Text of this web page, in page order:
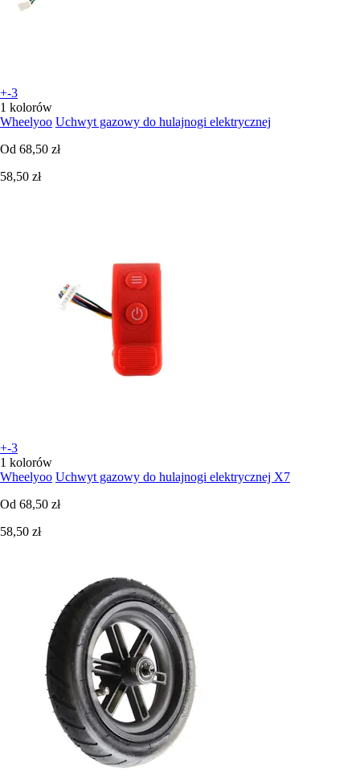
+-3
1 kolorów
Wheelyoo Uchwyt gazowy do hulajnogi elektrycznej
Od 68,50 zł
58,50 zł
+-3
1 kolorów
Wheelyoo Uchwyt gazowy do hulajnogi elektrycznej X7
Od 68,50 zł
58,50 zł